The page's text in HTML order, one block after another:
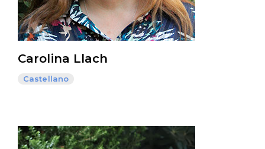
Carolina Llach
Castellano